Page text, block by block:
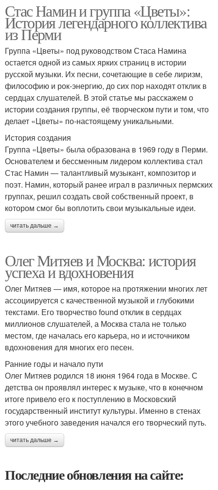
Стас Намин и группа «Цветы»:
История легендарного коллектива
из Перми
Группа «Цветы» под руководством Стаса Намина
остается одной из самых ярких страниц в истории
русской музыки. Их песни, сочетающие в себе лиризм,
философию и рок-энергию, до сих пор находят отклик в
сердцах слушателей. В этой статье мы расскажем о
истории создания группы, её творческом пути и том, что
делает «Цветы» по-настоящему уникальными.
История создания
Группа «Цветы» была образована в 1969 году в Перми.
Основателем и бессменным лидером коллектива стал
Стас Намин — талантливый музыкант, композитор и
поэт. Намин, который ранее играл в различных пермских
группах, решил создать свой собственный проект, в
котором смог бы воплотить свои музыкальные идеи.
читать дальше →
Олег Митяев и Москва: история
успеха и вдохновения
Олег Митяев — имя, которое на протяжении многих лет
ассоциируется с качественной музыкой и глубокими
текстами. Его творчество found отклик в сердцах
миллионов слушателей, а Москва стала не только
местом, где началась его карьера, но и источником
вдохновения для многих его песен.
Ранние годы и начало пути
Олег Митяев родился 18 июня 1964 года в Москве. С
детства он проявлял интерес к музыке, что в конечном
итоге привело его к поступлению в Московский
государственный институт культуры. Именно в стенах
этого учебного заведения начался его творческий путь.
читать дальше →
Последние обновления на сайте: